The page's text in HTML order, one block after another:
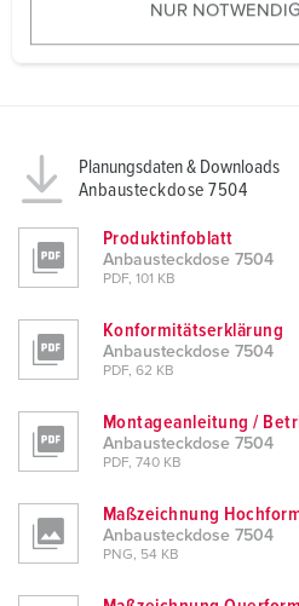
w
NUR
Planungsdaten & Downloads
Anbausteckdose 7504
Produktinfoblatt
Anbausteckdose 7504
PDF, 101 KB
Konformitätserklärung
Anbausteckdose 7504
PDF, 62 KB
Montageanleitung /
Anbausteckdose 7504
PDF, 740 KB
Maßzeichnung
Anbausteckdose 7504
PNG, 54 KB